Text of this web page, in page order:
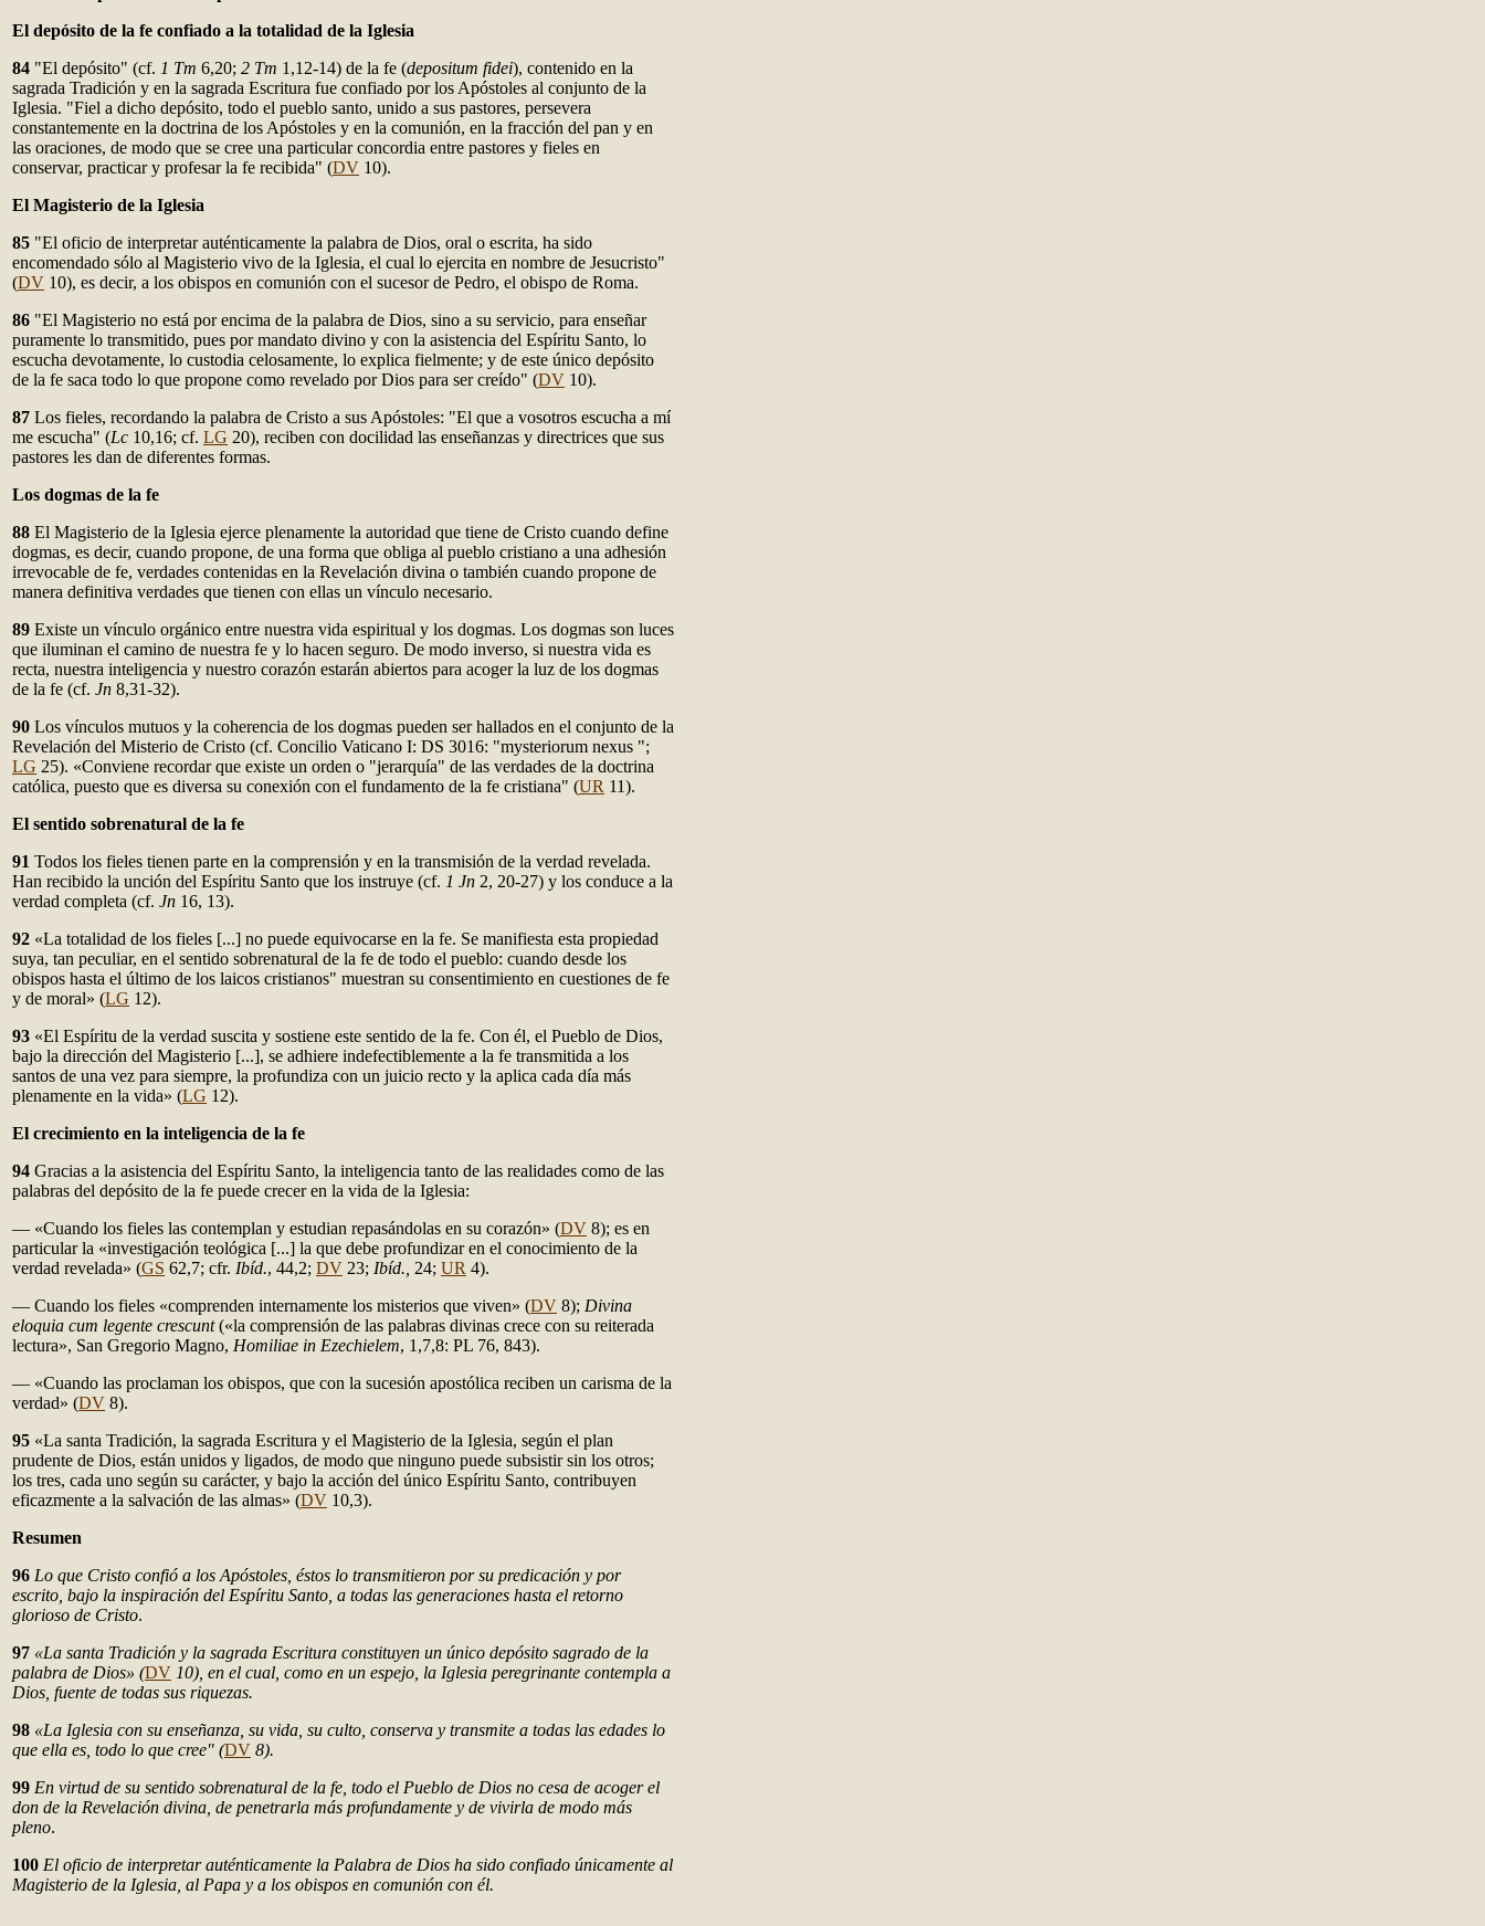
El depósito de la fe confiado a la totalidad de la Iglesia
84 "El depósito" (cf. 1 Tm 6,20; 2 Tm 1,12-14) de la fe (depositum fidei), contenido en la
sagrada Tradición y en la sagrada Escritura fue confiado por los Apóstoles al conjunto de la
Iglesia. "Fiel a dicho depósito, todo el pueblo santo, unido a sus pastores, persevera
constantemente en la doctrina de los Apóstoles y en la comunión, en la fracción del pan y en
las oraciones, de modo que se cree una particular concordia entre pastores y fieles en
conservar, practicar y profesar la fe recibida" (DV 10).
El Magisterio de la Iglesia
85 "El oficio de interpretar auténticamente la palabra de Dios, oral o escrita, ha sido
encomendado sólo al Magisterio vivo de la Iglesia, el cual lo ejercita en nombre de Jesucristo"
(DV 10), es decir, a los obispos en comunión con el sucesor de Pedro, el obispo de Roma.
86 "El Magisterio no está por encima de la palabra de Dios, sino a su servicio, para enseñar
puramente lo transmitido, pues por mandato divino y con la asistencia del Espíritu Santo, lo
escucha devotamente, lo custodia celosamente, lo explica fielmente; y de este único depósito
de la fe saca todo lo que propone como revelado por Dios para ser creído" (DV 10).
87 Los fieles, recordando la palabra de Cristo a sus Apóstoles: "El que a vosotros escucha a mí
me escucha" (Lc 10,16; cf. LG 20), reciben con docilidad las enseñanzas y directrices que sus
pastores les dan de diferentes formas.
Los dogmas de la fe
88 El Magisterio de la Iglesia ejerce plenamente la autoridad que tiene de Cristo cuando define
dogmas, es decir, cuando propone, de una forma que obliga al pueblo cristiano a una adhesión
irrevocable de fe, verdades contenidas en la Revelación divina o también cuando propone de
manera definitiva verdades que tienen con ellas un vínculo necesario.
89 Existe un vínculo orgánico entre nuestra vida espiritual y los dogmas. Los dogmas son luces
que iluminan el camino de nuestra fe y lo hacen seguro. De modo inverso, si nuestra vida es
recta, nuestra inteligencia y nuestro corazón estarán abiertos para acoger la luz de los dogmas
de la fe (cf. Jn 8,31-32).
90 Los vínculos mutuos y la coherencia de los dogmas pueden ser hallados en el conjunto de la
Revelación del Misterio de Cristo (cf. Concilio Vaticano I: DS 3016: "mysteriorum nexus ";
LG 25). «Conviene recordar que existe un orden o "jerarquía" de las verdades de la doctrina
católica, puesto que es diversa su conexión con el fundamento de la fe cristiana" (UR 11).
El sentido sobrenatural de la fe
91 Todos los fieles tienen parte en la comprensión y en la transmisión de la verdad revelada.
Han recibido la unción del Espíritu Santo que los instruye (cf. 1 Jn 2, 20-27) y los conduce a la
verdad completa (cf. Jn 16, 13).
92 «La totalidad de los fieles [...] no puede equivocarse en la fe. Se manifiesta esta propiedad
suya, tan peculiar, en el sentido sobrenatural de la fe de todo el pueblo: cuando desde los
obispos hasta el último de los laicos cristianos" muestran su consentimiento en cuestiones de fe
y de moral» (LG 12).
93 «El Espíritu de la verdad suscita y sostiene este sentido de la fe. Con él, el Pueblo de Dios,
bajo la dirección del Magisterio [...], se adhiere indefectiblemente a la fe transmitida a los
santos de una vez para siempre, la profundiza con un juicio recto y la aplica cada día más
plenamente en la vida» (LG 12).
El crecimiento en la inteligencia de la fe
94 Gracias a la asistencia del Espíritu Santo, la inteligencia tanto de las realidades como de las
palabras del depósito de la fe puede crecer en la vida de la Iglesia:
— «Cuando los fieles las contemplan y estudian repasándolas en su corazón» (DV 8); es en
particular la «investigación teológica [...] la que debe profundizar en el conocimiento de la
verdad revelada» (GS 62,7; cfr. Ibíd., 44,2; DV 23; Ibíd., 24; UR 4).
— Cuando los fieles «comprenden internamente los misterios que viven» (DV 8); Divina
eloquia cum legente crescunt(«la comprensión de las palabras divinas crece con su reiterada
lectura», San Gregorio Magno, Homiliae in Ezechielem, 1,7,8: PL 76, 843).
— «Cuando las proclaman los obispos, que con la sucesión apostólica reciben un carisma de la
verdad» (DV 8).
95 «La santa Tradición, la sagrada Escritura y el Magisterio de la Iglesia, según el plan
prudente de Dios, están unidos y ligados, de modo que ninguno puede subsistir sin los otros;
los tres, cada uno según su carácter, y bajo la acción del único Espíritu Santo, contribuyen
eficazmente a la salvación de las almas» (DV 10,3).
Resumen
96 Lo que Cristo confió a los Apóstoles, éstos lo transmitieron por su predicación y por
escrito, bajo la inspiración del Espíritu Santo, a todas las generaciones hasta el retorno
glorioso de Cristo.
97 «La santa Tradición y la sagrada Escritura constituyen un único depósito sagrado de la
palabra de Dios» (DV 10), en el cual, como en un espejo, la Iglesia peregrinante contempla a
Dios, fuente de todas sus riquezas.
98 «La Iglesia con su enseñanza, su vida, su culto, conserva y transmite a todas las edades lo
que ella es, todo lo que cree" (DV 8).
99 En virtud de su sentido sobrenatural de la fe, todo el Pueblo de Dios no cesa de acoger el
don de la Revelación divina, de penetrarla más profundamente y de vivirla de modo más
pleno.
100 El oficio de interpretar auténticamente la Palabra de Dios ha sido confiado únicamente al
Magisterio de la Iglesia, al Papa y a los obispos en comunión con él.